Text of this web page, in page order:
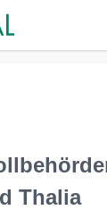
Thalia